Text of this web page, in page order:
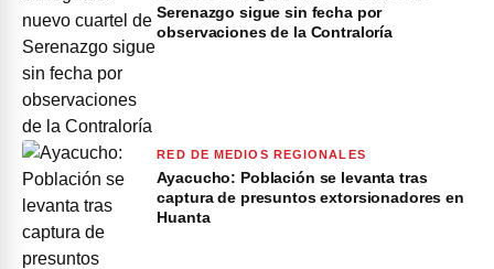
Serenazgo sigue sin fecha por
observaciones de la Contraloría
RED DE MEDIOS REGIONALES
Ayacucho: Población se levanta tras
captura de presuntos extorsionadores en
Huanta